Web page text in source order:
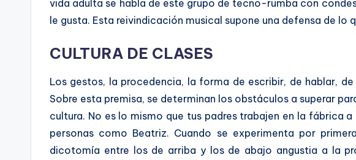
vida adulta se habla de este grupo de tecno-rumba con
le gusta. Esta reivindicación musical supone una defensa de
CULTURA DE CLASES
Los gestos, la procedencia, la forma de escribir, de hablar,
Sobre esta premisa, se determinan los obstáculos a superar
cultura. No es lo mismo que tus padres trabajen en la fábrica
personas como Beatriz. Cuando se experimenta por
dicotomía entre los de arriba y los de abajo angustia a la